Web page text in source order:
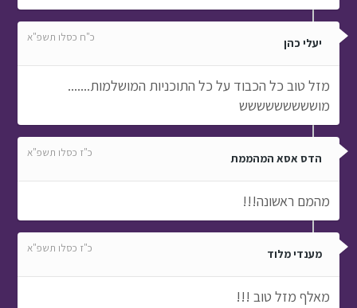
יעלי כהן כ"ח כסלו תשפ"א
מזל טוב כל הכבוד על כל התוכניות המושלמות.......
מוששששששששש
הדס אסא המהממת כ"ז כסלו תשפ"א
מהמם ראשונה!!!
מענדי מלוד כ"ז כסלו תשפ"א
מאלף מזל טוב !!!